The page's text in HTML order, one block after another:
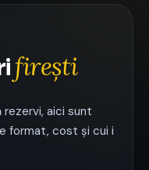
firești
aici sunt
format, cost și cui i